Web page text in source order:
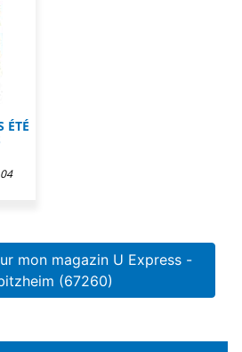
ÉTÉ
mon magazin U Express -
(67260)